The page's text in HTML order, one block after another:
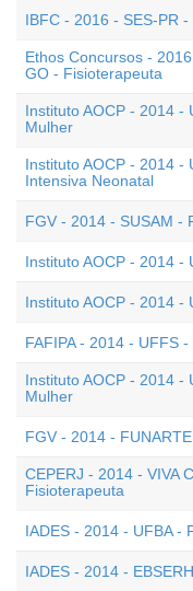
IBFC - 2016 - SES-PR
Ethos Concursos -
GO - Fisioterapeuta
Instituto AOCP - 2014 -
Mulher
Instituto AOCP - 2014 -
Intensiva Neonatal
FGV - 2014 - SUSAM -
Instituto AOCP - 2014 -
Instituto AOCP - 2014 -
FAFIPA - 2014 - UFFS
Instituto AOCP - 2014 -
Mulher
FGV - 2014 -
CEPERJ - 2014 - VIVA
Fisioterapeuta
IADES - 2014 - UFBA -
IADES - 2014 -